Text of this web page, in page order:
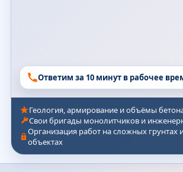
Ответим за 10 минут в рабочее
Геология, армирование и объёмы
Свои бригады монолитчиков и
Организация работ на сложных грунтах
объектах